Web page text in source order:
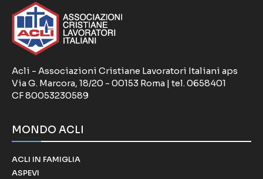
Acli - Associazioni Cristiane Lavoratori Italiani aps
Via G. Marcora, 18/20 - 00153 Roma | tel. 0658401
CF 80053230589
MONDO ACLI
ACLI IN FAMIGLIA
ASPEVI